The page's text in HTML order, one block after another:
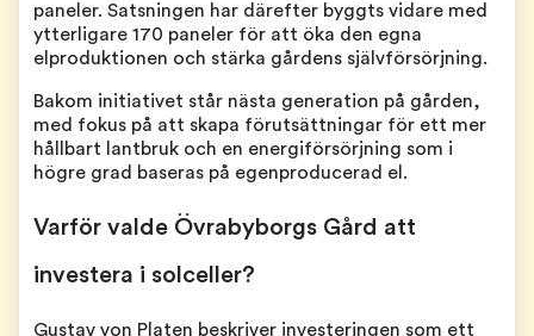
paneler. Satsningen har därefter byggts vidare med
ytterligare 170 paneler för att öka den egna
elproduktionen och stärka gårdens självförsörjning.
Bakom initiativet står nästa generation på gården,
med fokus på att skapa förutsättningar för ett mer
hållbart lantbruk och en energiförsörjning som i
högre grad baseras på egenproducerad el.
Varför valde Övrabyborgs Gård att
investera i solceller?
Gustav von Platen beskriver investeringen som ett